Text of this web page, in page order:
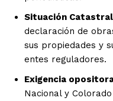
Situación
declaración de
sus propiedades y
entes reguladores.
Exigencia
Nacional y